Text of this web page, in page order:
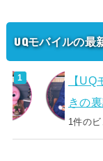
UQモバイルの最
【
きの
1件のビ